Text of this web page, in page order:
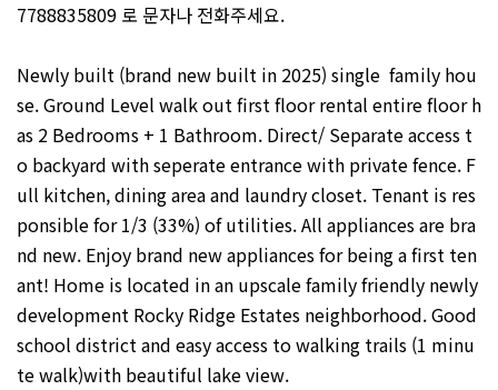
7788835809 로 문자나 전화주세요.
Newly built (brand new built in 2025) single family hou
se. Ground Level walk out first floor rental entire floor h
as 2 Bedrooms + 1 Bathroom. Direct/ Separate access t
o backyard with seperate entrance with private fence. F
ull kitchen, dining area and laundry closet. Tenant is res
ponsible for 1/3 (33%) of utilities. All appliances are bra
nd new. Enjoy brand new appliances for being a first ten
ant! Home is located in an upscale family friendly newly
development Rocky Ridge Estates neighborhood. Good
school district and easy access to walking trails (1 minu
te walk)with beautiful lake view.